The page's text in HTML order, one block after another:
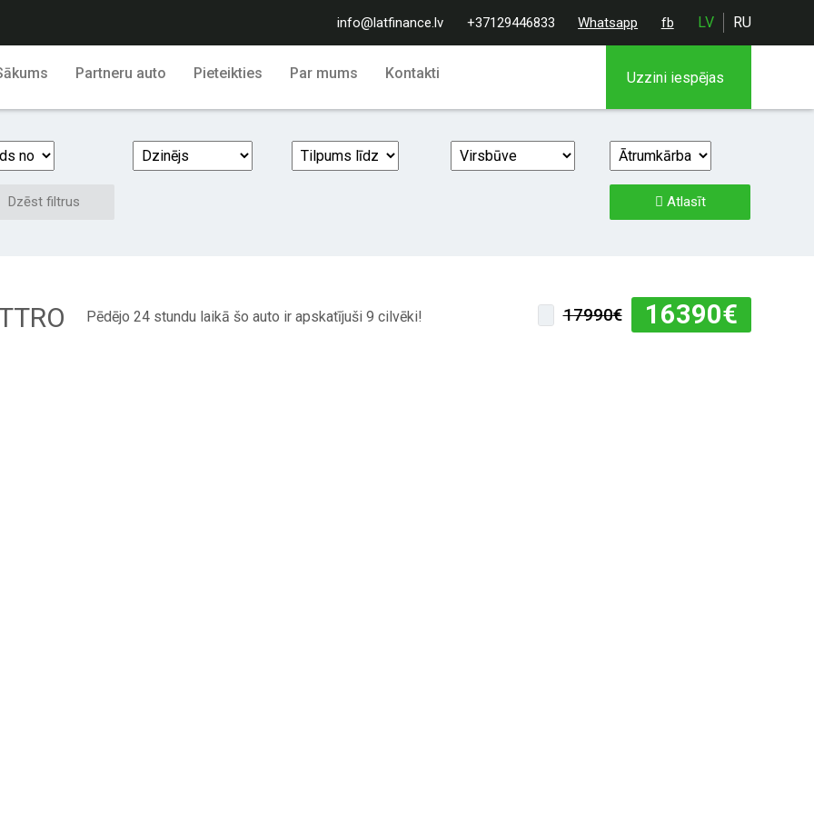
info@latfinance.lv +37129446833 Whatsapp fb LV RU
Partneru auto Pieteikties Par mums Kontakti Uzzini iespējas
Dzēst filtrus Atlasīt
Pēdējo 24 stundu laikā šo auto ir apskatījuši 9 cilvēki! 17990€ 16390€